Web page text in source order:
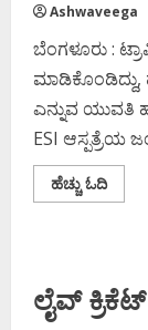
Ashwaveega
ಬೆಂಗಳೂರು :
ಎನ್ನುವ ಯುವತಿ
ESI ಆಸ್ಪತ್ರೆಯ
ಹೆಚ್ಚು ಓದಿRead
more
ಲೈವ್